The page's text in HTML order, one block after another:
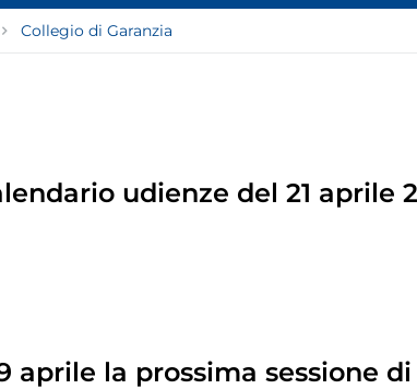
Collegio di Garanzia
udienze del 21 aprile
aprile la prossima sessione